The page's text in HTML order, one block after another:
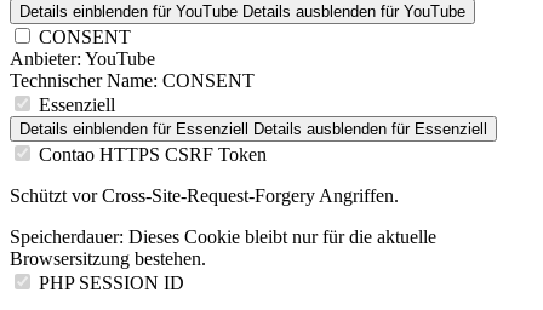
Details einblenden für YouTube Details ausblenden für YouTube
CONSENT
Anbieter: YouTube
Technischer Name: CONSENT
Essenziell
Details einblenden für Essenziell Details ausblenden für Essenziell
Contao HTTPS CSRF Token
Schützt vor Cross-Site-Request-Forgery Angriffen.
Speicherdauer: Dieses Cookie bleibt nur für die aktuelle
Browsersitzung bestehen.
PHP SESSION ID